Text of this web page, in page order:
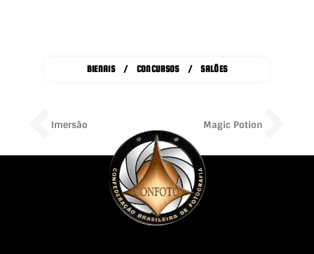
BIENAIS / CONCURSOS / SALÕES
Prev
Imersão Magic Potion